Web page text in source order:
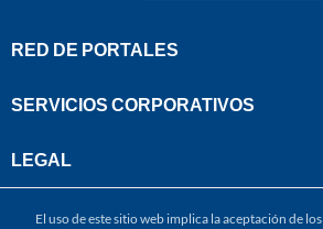
RED DE PORTALES
SERVICIOS CORPORATIVOS
LEGAL
El uso de este sitio web implica la aceptación de los